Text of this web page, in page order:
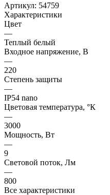
Артикул: 54759
Характеристики
Цвет
—
Теплый белый
Входное напряжение, В
—
220
Степень защиты
—
IP54 nano
Цветовая температура, °К
—
3000
Мощность, Вт
—
9
Световой поток, Лм
—
800
Все характеристики